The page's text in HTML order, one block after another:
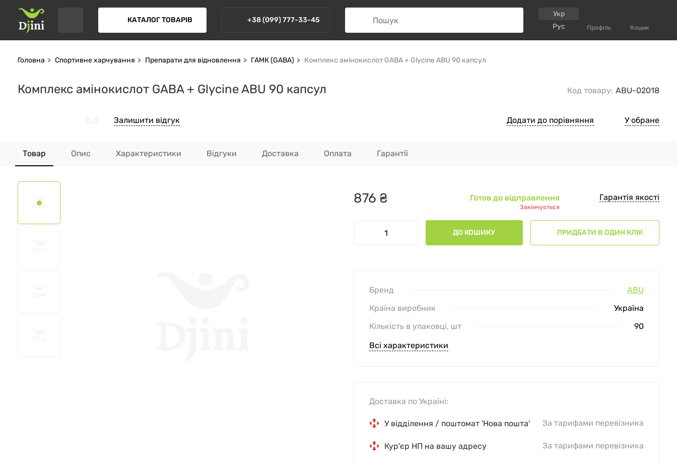
КАТАЛОГ ТОВАРІВ +38 (099) 777-33-45
Укр
Рус
Профіль Кошик
Головна Спортивне харчування Препарати для відновлення ГАМК (GABA) Комплекс амінокислот GABA + Glycine ABU 90 капсул
Комплекс амінокислот GABA + Glycine ABU 90 капсул Код товару: ABU-02018
Залишити відгук Додати до порівняння У обране
Товар Опис Характеристики Відгуки Доставка Оплата Гарантії
876 ₴ Готов до відправлення
Закінчується
Гарантія якості
ДО КОШИКУ ПРИДБАТИ В ОДИН КЛІК
Доставка по Україні:
У відділення / поштомат 'Нова пошта' За тарифами перевізника
Кур'єр НП на вашу адресу За тарифами перевізника
Бренд
ABU
Країна виробник
Україна
Кількість в упаковці, шт
90
Всі характеристики